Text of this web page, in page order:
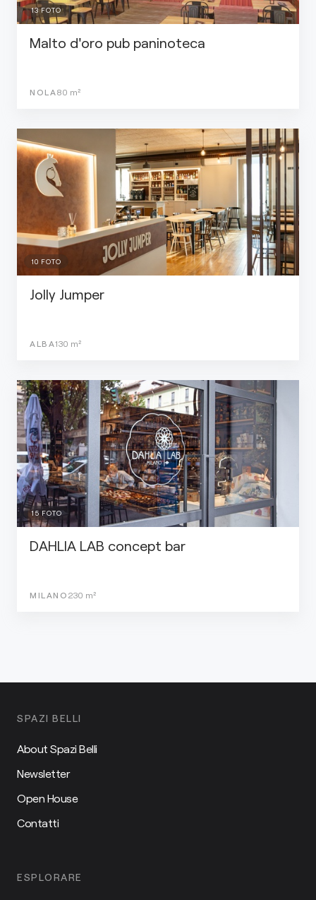
13FOTO
Malto d'oro pub paninoteca
NOLA 80 m²
10 FOTO
Jolly Jumper
ALBA130 m²
15 FOTO
DAHLIA LAB concept bar
MILANO 230 m²
SPAZI BELLI
About Spazi Belli
Newsletter
Open House
Contatti
ESPLORARE